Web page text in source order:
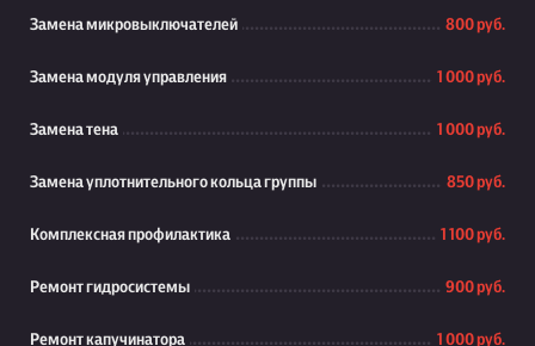
Замена микровыключателей 800 руб.
Замена модуля управления 1 000 руб.
Замена тена 1 000 руб.
Замена уплотнительного кольца группы 850 руб.
Комплексная профилактика 1 100 руб.
Ремонт гидросистемы 900 руб.
Ремонт капучинатора 1 000 руб.